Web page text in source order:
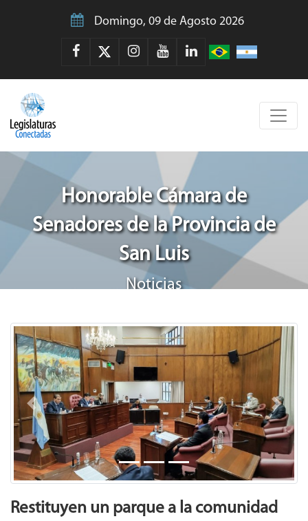
Domingo, 09 de Agosto 2026
Honorable Cámara de
Senadores de la Provincia de
San Luis
Noticias
Previous Next
Restituyen un parque a la comunidad